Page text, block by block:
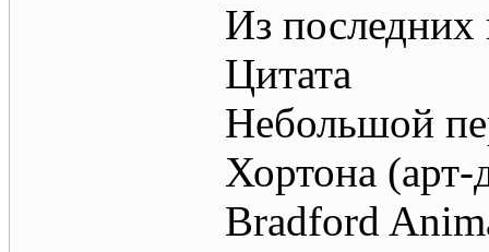
Из последних
Цитата
Небольшой
Хортона
Bradford